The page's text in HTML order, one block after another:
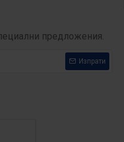
предложения.
Изпрати